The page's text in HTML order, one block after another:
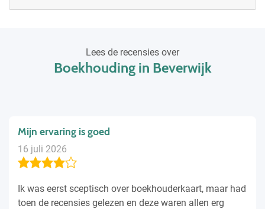
Lees de recensies over
Boekhouding in Beverwijk
Mijn ervaring is goed
16 juli 2026
Ik was eerst sceptisch over boekhouderkaart, maar had
toen de recensies gelezen en deze waren allen erg